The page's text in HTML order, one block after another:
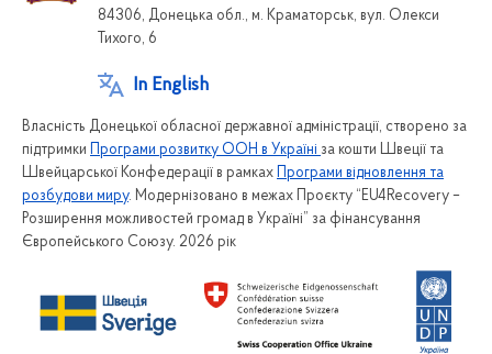
84306, Донецька обл., м. Краматорськ, вул. Олекси
Тихого, 6
In English
Власність Донецької обласної державної адміністрації, створено за
підтримки
Програми розвитку ООН в Україні за кошти Швеції та
Швейцарської Конфедерації в рамках
Програми відновлення та
розбудови миру. Модернізовано в межах Проєкту “EU4Recovery –
Розширення можливостей громад в Україні” за фінансування
Європейського Союзу. 2026 рік